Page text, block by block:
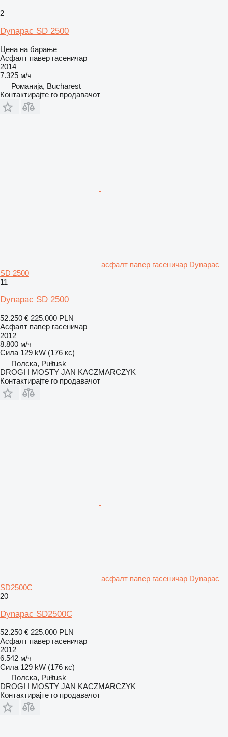
2
Dynapac SD 2500
Цена на барање
Асфалт павер гасеничар
2014
7.325 м/ч
Романија, Bucharest
Контактирајте го продавачот
асфалт павер гасеничар Dynapac
SD 2500
11
Dynapac SD 2500
52.250 € 225.000 PLN
Асфалт павер гасеничар
2012
8.800 м/ч
Сила 129 kW (176 кс)
Полска, Pułtusk
DROGI I MOSTY JAN KACZMARCZYK
Контактирајте го продавачот
асфалт павер гасеничар Dynapac
SD2500C
20
Dynapac SD2500C
52.250 € 225.000 PLN
Асфалт павер гасеничар
2012
6.542 м/ч
Сила 129 kW (176 кс)
Полска, Pułtusk
DROGI I MOSTY JAN KACZMARCZYK
Контактирајте го продавачот